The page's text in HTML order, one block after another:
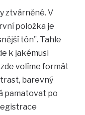
ztvárněné. V
položka je
tón”. Tahle
k jakémusi
volíme formát
barevný
pamatovat po